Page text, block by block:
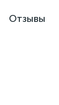
Отзывы